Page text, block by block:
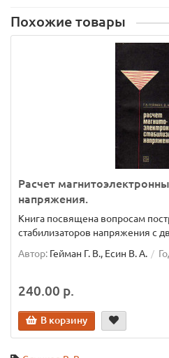
Похожие товары
Расчет
напряжения.
Книга посвящена вопросам
стабилизаторов напряжения с
Автор: Гейман Г. В., Есин В. А.
240.00 р.
В корзину